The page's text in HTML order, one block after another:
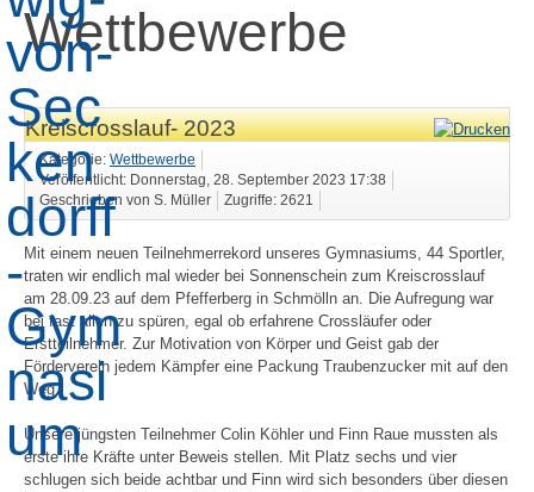
Wettbewerbe
Kreiscrosslauf- 2023
Kategorie: Wettbewerbe
Veröffentlicht: Donnerstag, 28. September 2023 17:38
Geschrieben von S. Müller
Zugriffe: 2621
Mit einem neuen Teilnehmerrekord unseres Gymnasiums, 44 Sportler,
traten wir endlich mal wieder bei Sonnenschein zum Kreiscrosslauf
am 28.09.23 auf dem Pfefferberg in Schmölln an. Die Aufregung war
bei fast allen zu spüren, egal ob erfahrene Crossläufer oder
Erstteilnehmer. Zur Motivation von Körper und Geist gab der
Förderverein jedem Kämpfer eine Packung Traubenzucker mit auf den
Weg.
Unsere jüngsten Teilnehmer Colin Köhler und Finn Raue mussten als
erste ihre Kräfte unter Beweis stellen. Mit Platz sechs und vier
schlugen sich beide achtbar und Finn wird sich besonders über diesen